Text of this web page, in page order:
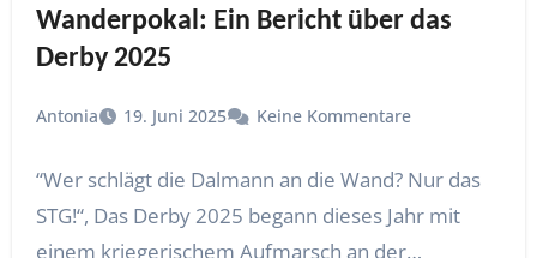
Wanderpokal: Ein Bericht über das
Derby 2025
Antonia 19. Juni 2025 Keine Kommentare
“Wer schlägt die Dalmann an die Wand? Nur das
STG!“, Das Derby 2025 begann dieses Jahr mit
einem kriegerischem Aufmarsch an der…